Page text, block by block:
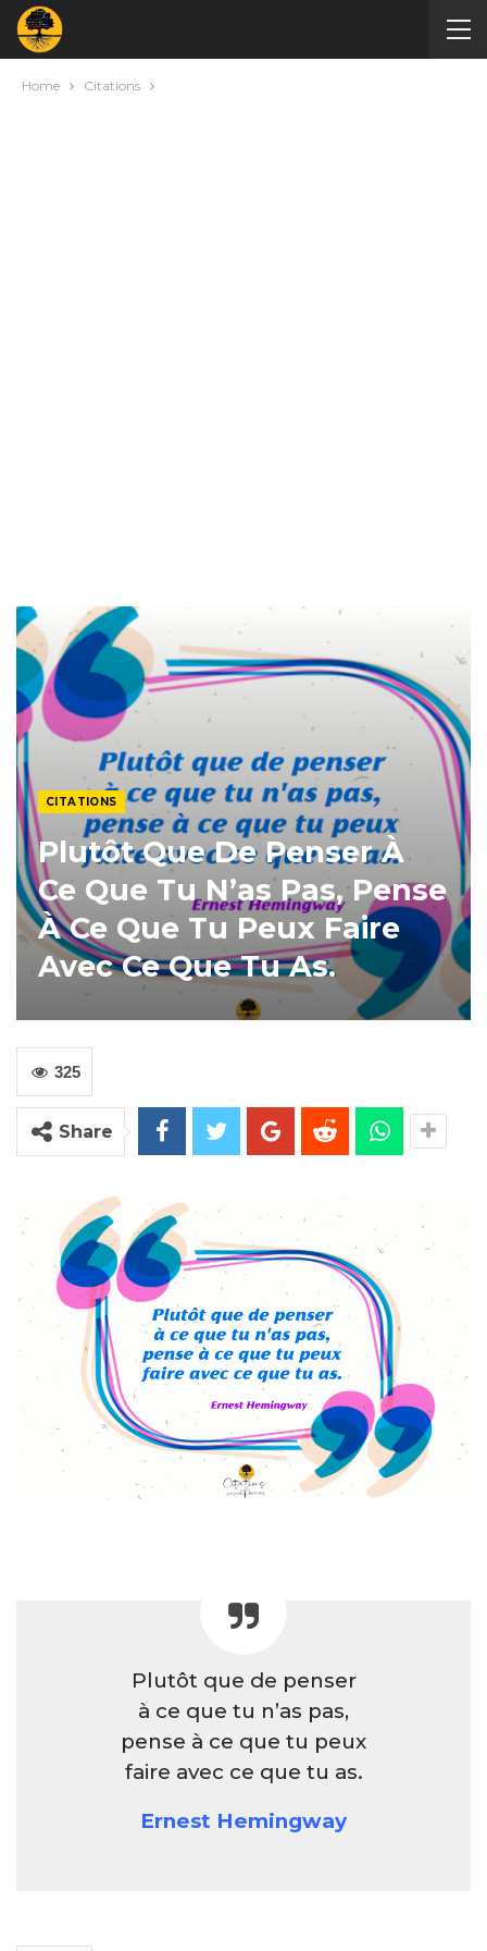
Home Citations
CITATIONS
Plutôt Que De Penser À
Ce Que Tu N’as Pas, Pense
À Ce Que Tu Peux Faire
Avec Ce Que Tu As.
325
Share
Plutôt que de penser
à ce que tu n’as pas,
pense à ce que tu peux
faire avec ce que tu as.
Ernest Hemingway